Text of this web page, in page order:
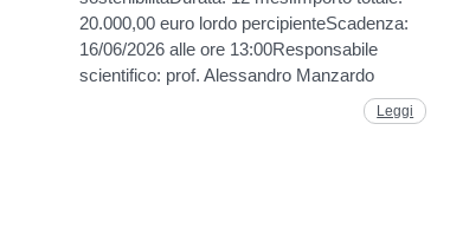
20.000,00 euro lordo percipienteScadenza:
16/06/2026 alle ore 13:00Responsabile
scientifico: prof. Alessandro Manzardo
Leggi